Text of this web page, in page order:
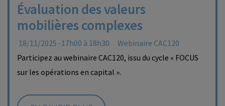
Évaluation des valeurs
mobilières complexes
18/11/2025 -17h00 à 18h30
Webinaire CAC120
Participez au webinaire CAC120, issu du cycle « FOCUS
sur les opérations en capital ».